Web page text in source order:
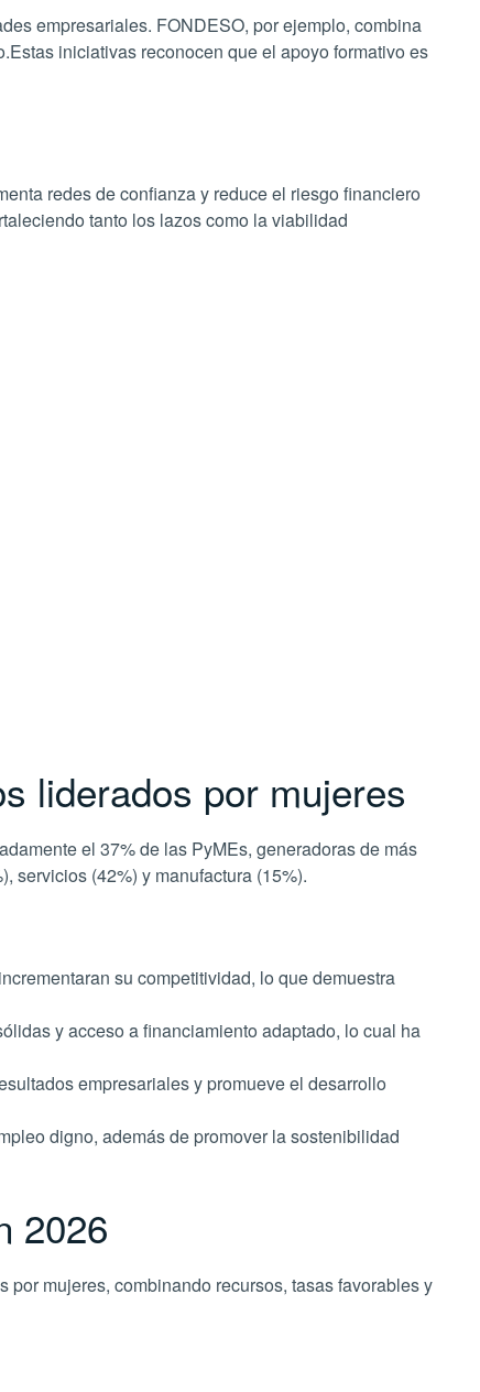
empresariales. FONDESO, por ejemplo, combina
iniciativas reconocen que el apoyo formativo es
redes de confianza y reduce el riesgo financiero
tanto los lazos como la viabilidad
liderados por mujeres
el 37% de las PyMEs, generadoras de más
servicios (42%) y manufactura (15%).
su competitividad, lo que demuestra
y acceso a financiamiento adaptado, lo cual ha
empresariales y promueve el desarrollo
digno, además de promover la sostenibilidad
2026
mujeres, combinando recursos, tasas favorables y